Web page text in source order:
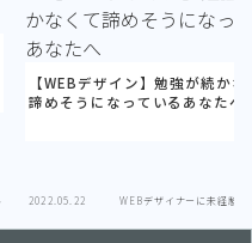
【WEBデザイン】勉強が続かな
諦めそうになっているあなたへ
2022.05.22 WEBデザイナーに未経験